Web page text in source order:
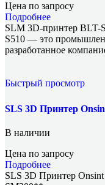
Цена по запросу
Подробнее
SLM 3D-принтер BLT-
S510 — это
разработанное
Быстрый просмотр
SLS 3D Принтер
В наличии
Цена по запросу
Подробнее
SLS 3D Принтер